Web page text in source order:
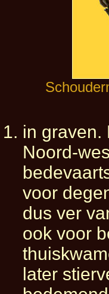
in graven.
Noord-
voor
dus ver
ook voor
later